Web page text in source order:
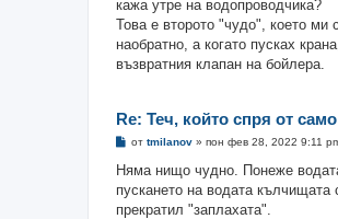
кажа утре на водопроводчика?
Това е второто "чудо", което ми
наобратно, а когато пусках
възвратния клапан на бойлера.
Re: Теч, който спря от
М
е
и
е
от tmilanov » пон фев 28, 2022 9:11
Няма нищо чудно. Понеже
пускането на водата
прекратил "заплахата".